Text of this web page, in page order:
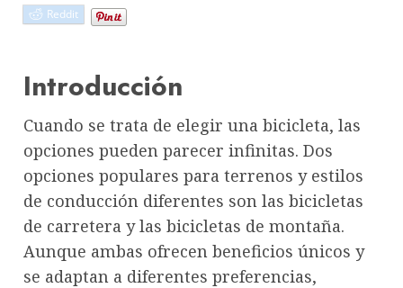
Reddit
Introducción
Cuando se trata de elegir una bicicleta, las
opciones pueden parecer infinitas. Dos
opciones populares para terrenos y estilos
de conducción diferentes son las bicicletas
de carretera y las bicicletas de montaña.
Aunque ambas ofrecen beneficios únicos y
se adaptan a diferentes preferencias,